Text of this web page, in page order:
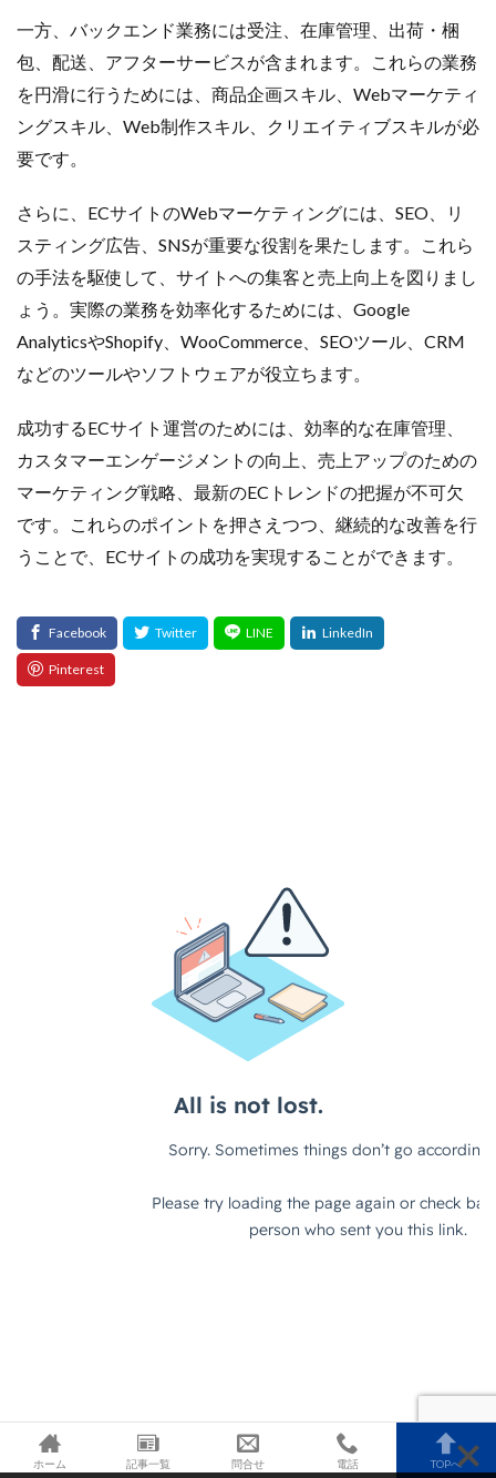
一方、バックエンド業務には受注、在庫管理、出荷・梱
包、配送、アフターサービスが含まれます。これらの業務
を円滑に行うためには、商品企画スキル、Webマーケティ
ングスキル、Web制作スキル、クリエイティブスキルが必
要です。
さらに、ECサイトのWebマーケティングには、SEO、リ
スティング広告、SNSが重要な役割を果たします。これら
の手法を駆使して、サイトへの集客と売上向上を図りまし
ょう。実際の業務を効率化するためには、Google
AnalyticsやShopify、WooCommerce、SEOツール、CRM
などのツールやソフトウェアが役立ちます。
成功するECサイト運営のためには、効率的な在庫管理、
カスタマーエンゲージメントの向上、売上アップのための
マーケティング戦略、最新のECトレンドの把握が不可欠
です。これらのポイントを押さえつつ、継続的な改善を行
うことで、ECサイトの成功を実現することができます。
ホーム 記事一覧 問合せ 電話 TOPへ